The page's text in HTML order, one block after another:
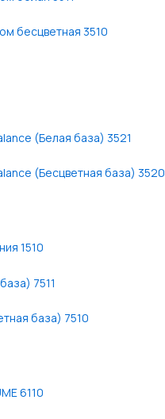
бесцветная 3510
(Белая база) 3521
(Бесцветная база) 3520
1510
7511
база) 7510
6110